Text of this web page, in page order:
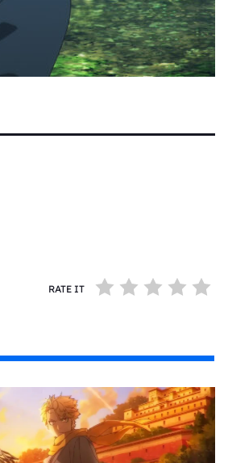
RATE IT